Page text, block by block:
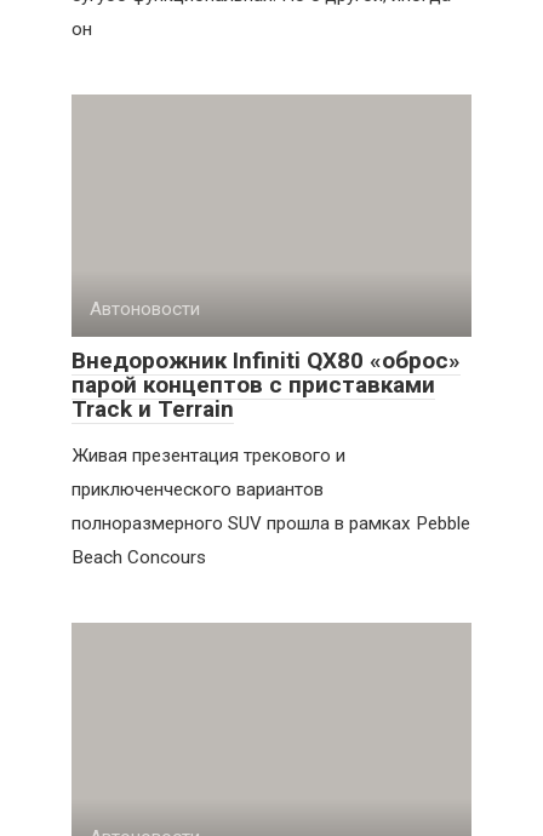
он
Автоновости
Внедорожник Infiniti QX80 «оброс»
парой концептов с приставками
Track и Terrain
Живая презентация трекового и
приключенческого вариантов
полноразмерного SUV прошла в рамках Pebble
Beach Concours